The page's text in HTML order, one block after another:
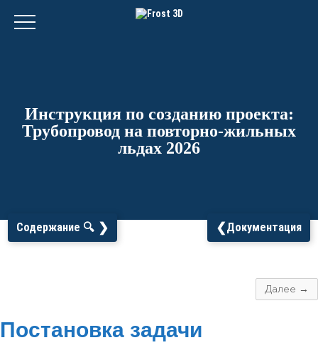
Инструкция по созданию проекта:
Трубопровод на повторно-жильных
льдах 2026
Далее →
Постановка задачи
❮Документация
Содержание 🔍 ❯